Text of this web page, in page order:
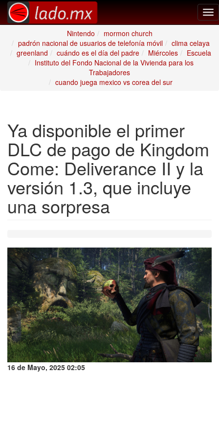
Nintendo
mormon church
padrón nacional de usuarios de telefonía móvil
clima celaya
greenland
cuándo es el día del padre Miércoles
Escuela
Instituto del Fondo Nacional de la Vivienda para los
Trabajadores
cuando juega mexico vs corea del sur
Ya disponible el primer
DLC de pago de Kingdom
Come: Deliverance II y la
versión 1.3, que incluye
una sorpresa
16 de Mayo, 2025 02:05